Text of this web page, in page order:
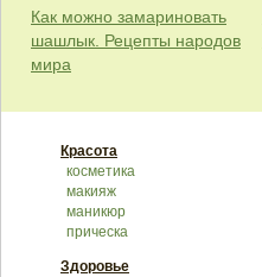
Как можно замариновать
шашлык. Рецепты народов
мира
Красота
косметика
макияж
маникюр
прическа
Здоровье